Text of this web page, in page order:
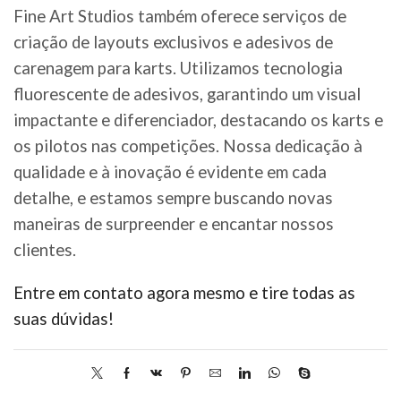
Fine Art Studios também oferece serviços de
criação de layouts exclusivos e adesivos de
carenagem para karts. Utilizamos tecnologia
fluorescente de adesivos, garantindo um visual
impactante e diferenciador, destacando os karts e
os pilotos nas competições. Nossa dedicação à
qualidade e à inovação é evidente em cada
detalhe, e estamos sempre buscando novas
maneiras de surpreender e encantar nossos
clientes.
Entre em contato agora mesmo e tire todas as
suas dúvidas!